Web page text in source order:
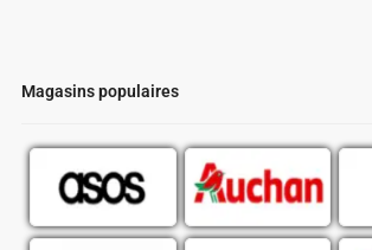
Magasins populaires